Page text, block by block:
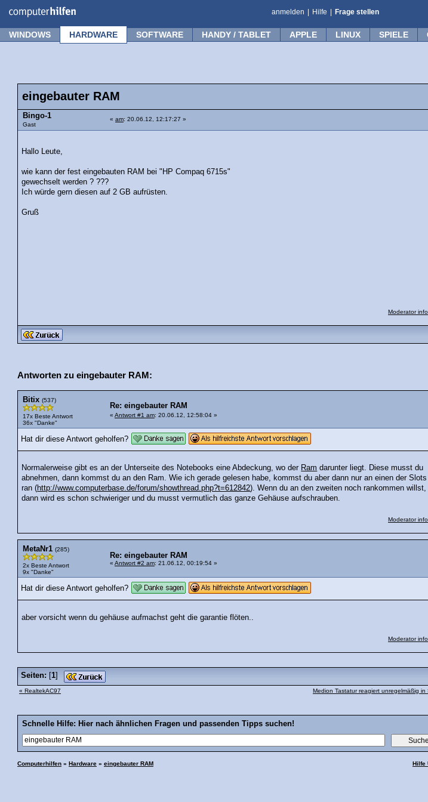
anmelden Hilfe Frage stellen
WINDOWS HARDWARE SOFTWARE HANDY / TABLET APPLE LINUX SPIELE
eingebauter RAM
Bingo-1
Gast
« am: 20.06.12, 12:17:27 »
Hallo Leute,
wie kann der fest eingebauten RAM bei "HP Compaq 6715s"
gewechselt werden ? ???
Ich würde gern diesen auf 2 GB aufrüsten.
Gruß
Moderator
Antworten zu eingebauter RAM:
Bitix (537)
17x Beste Antwort
36x "Danke"
Re: eingebauter RAM
« Antwort #1 am: 20.06.12, 12:58:04 »
Hat dir diese Antwort geholfen?
Normalerweise gibt es an der Unterseite des Notebooks eine Abdeckung, wo der Ram darunter liegt. Diese musst du
abnehmen, dann kommst du an den Ram. Wie ich gerade gelesen habe, kommst du aber dann nur an einen der Slots
ran (http://www.computerbase.de/forum/showthread.php?t=612842). Wenn du an den zweiten noch rankommen willst,
dann wird es schon schwieriger und du musst vermutlich das ganze Gehäuse aufschrauben.
Moderator
MetaNr1 (285)
2x Beste Antwort
9x "Danke"
Re: eingebauter RAM
« Antwort #2 am: 21.06.12, 00:19:54 »
Hat dir diese Antwort geholfen?
aber vorsicht wenn du gehäuse aufmachst geht die garantie flöten..
Moderator
Seiten: [1]
« RealtekAC97 Medion Tastatur reagiert unregelmäßig in
Schnelle Hilfe: Hier nach ähnlichen Fragen und passenden Tipps suchen!
Computerhilfen » Hardware » eingebauter RAM Hilfe